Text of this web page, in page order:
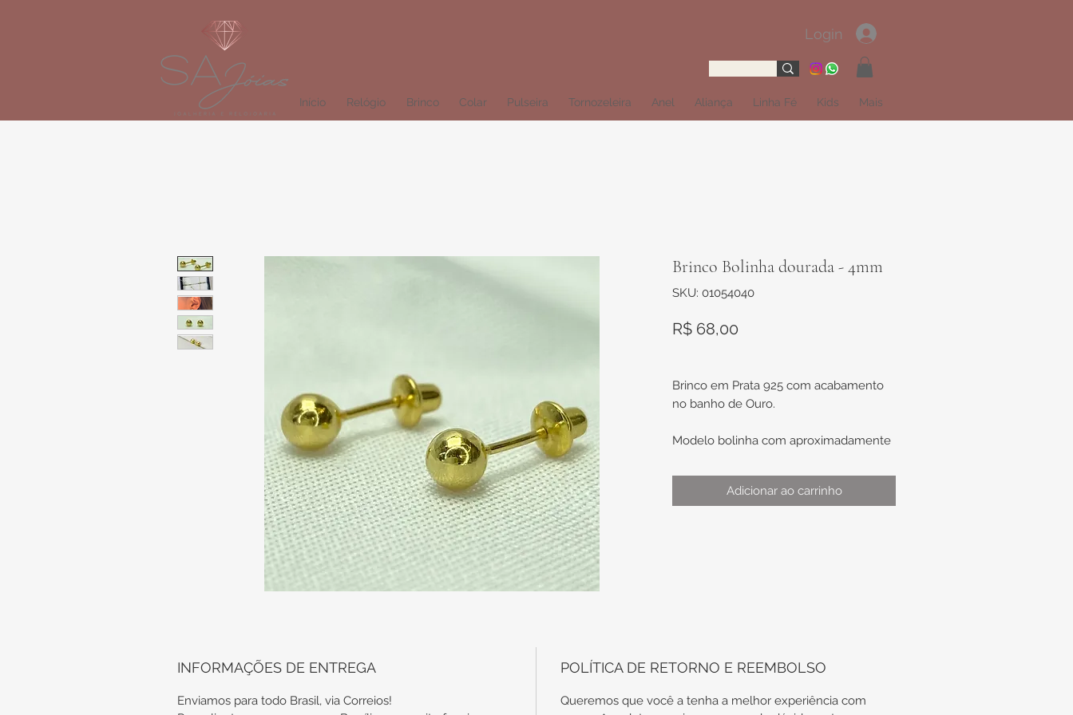
Login
Início Relógio Brinco Colar Pulseira Tornozeleira Anel Aliança Linha Fé Kids Mais
Brinco Bolinha dourada - 4mm
SKU: 01054040
R$ 68,00
Brinco em Prata 925 com acabamento
no banho de Ouro.
Modelo bolinha com aproximadamente
Possui tarraxa baby de proteção.
apenas de um exemplo, em como
O ANÚNCIO ESTÁ RELACIONADO
Adicionar ao carrinho
INFORMAÇÕES DE ENTREGA
Enviamos para todo Brasil, via Correios!
POLÍTICA DE RETORNO E REEMBOLSO
Queremos que você a tenha a melhor experiência com